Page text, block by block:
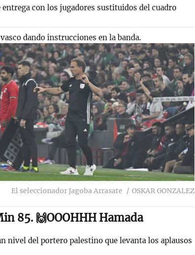
entrega con los jugadores sustituidos del cuadro
dando instrucciones en la banda.
El seleccionador Jagoba Arrasate OSKAR GONZALEZ
85. 🙌OOOHHH Hamada
nivel del portero palestino que levanta los aplausos